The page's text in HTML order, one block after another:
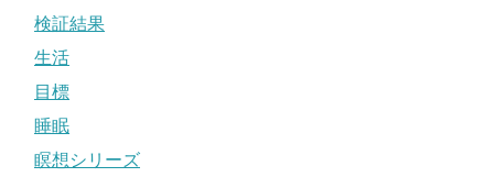
検証結果
生活
目標
睡眠
瞑想シリーズ